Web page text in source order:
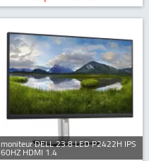
moniteur DELL 23.8 LED P2422H IPS
60HZ HDMI 1.4